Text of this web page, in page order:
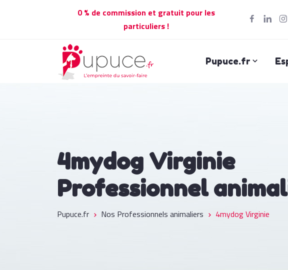
0 % de commission et gratuit pour les
particuliers !
Pupuce.fr
4mydog Virginie
Professionnel
Pupuce.fr Nos Professionnels animaliers 4mydog Virginie